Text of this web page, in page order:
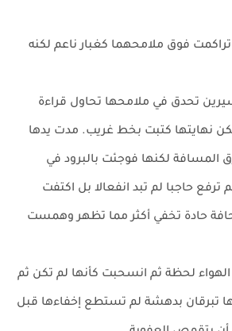
فوق ملامحهما كغبار ناعم لكنه
تحدق في ملامحها تحاول قراءة
نهايتها كتبت بخط غريب. مدت يدها
المسافة لكنها فوجئت بالبرود في
حاجبا لم تبد انفعالا بل اكتفت
حافة حادة تخفي أكثر مما تظهر وهمست
لحظة ثم انسحبت كأنها لم تكن ثم
تبرقان بدهشة لم تستطع إخفاءها قبل